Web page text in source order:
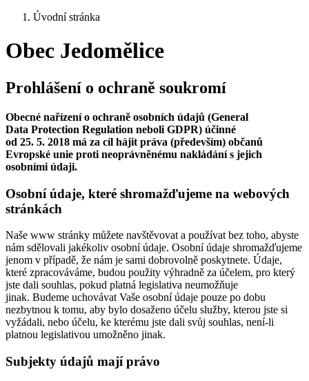
Úvodní stránka
Obec Jedomělice
Prohlášení o ochraně soukromí
Obecné nařízení o ochraně osobních údajů (General
Data Protection Regulation neboli GDPR) účinné
od 25. 5. 2018 má za cíl hájit práva (především) občanů
Evropské unie proti neoprávněnému nakládání s jejich
osobními údaji.
Osobní údaje, které shromažďujeme na webových
stránkách
Naše www stránky můžete navštěvovat a používat bez toho, abyste
nám sdělovali jakékoliv osobní údaje. Osobní údaje shromažďujeme
jenom v případě, že nám je sami dobrovolně poskytnete. Údaje,
které zpracováváme, budou použity výhradně za účelem, pro který
jste dali souhlas, pokud platná legislativa neumožňuje
jinak. Budeme uchovávat Vaše osobní údaje pouze po dobu
nezbytnou k tomu, aby bylo dosaženo účelu služby, kterou jste si
vyžádali, nebo účelu, ke kterému jste dali svůj souhlas, není-li
platnou legislativou umožněno jinak.
Subjekty údajů mají právo